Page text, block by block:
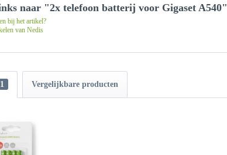
naar "2x telefoon batterij voor Gigaset A540"
bij het artikel?
van Nedis
1 Vergelijkbare producten